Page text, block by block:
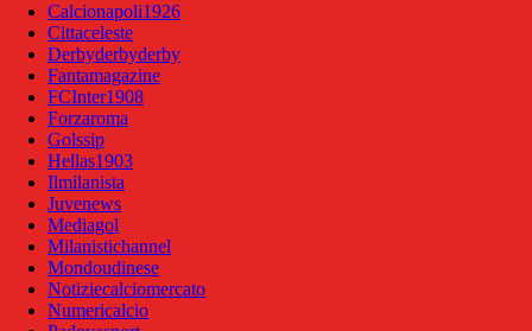
Calcionapoli1926
Cittaceleste
Derbyderbyderby
Fantamagazine
FCInter1908
Forzaroma
Golssip
Hellas1903
Ilmilanista
Juvenews
Mediagol
Milanistichannel
Mondoudinese
Notiziecalciomercato
Numericalcio